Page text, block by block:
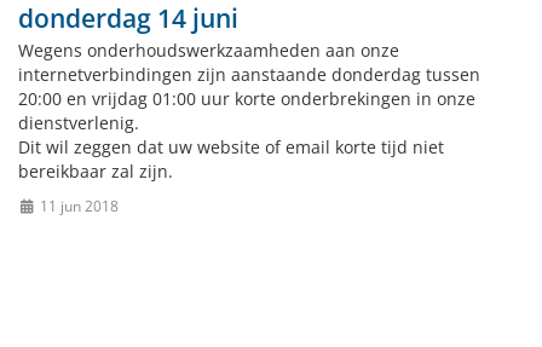
donderdag 14 juni
Wegens onderhoudswerkzaamheden aan onze
internetverbindingen zijn aanstaande donderdag tussen
20:00 en vrijdag 01:00 uur korte onderbrekingen in onze
dienstverlenig.
Dit wil zeggen dat uw website of email korte tijd niet
bereikbaar zal zijn.
11 jun 2018